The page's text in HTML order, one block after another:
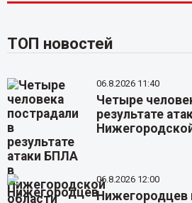
ТОП новостей
06.8.2026 11:40
Четыре
результате
06.8.2026 12:00
Нижегородцев